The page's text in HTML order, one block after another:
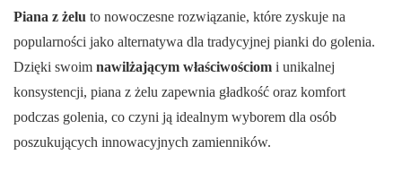
Piana z żelu to nowoczesne rozwiązanie, które zyskuje na
popularności jako alternatywa dla tradycyjnej pianki do golenia.
Dzięki swoim nawilżającym właściwościom i unikalnej
konsystencji, piana z żelu zapewnia gładkość oraz komfort
podczas golenia, co czyni ją idealnym wyborem dla osób
poszukujących innowacyjnych zamienników.